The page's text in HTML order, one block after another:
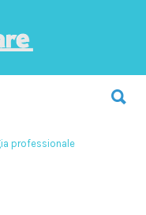
professionale